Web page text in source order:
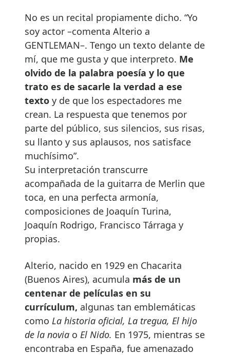
No es un recital propiamente dicho. “Yo
soy actor –comenta Alterio a
GENTLEMAN–. Tengo un texto delante de
mí, que me gusta y que interpreto. Me
olvido de la palabra poesía y lo que
trato es de sacarle la verdad a ese
texto y de que los espectadores me
crean. La respuesta que tenemos por
parte del público, sus silencios, sus risas,
su llanto y sus aplausos, nos satisface
muchísimo”.
Su interpretación transcurre
acompañada de la guitarra de Merlin que
toca, en una perfecta armonía,
composiciones de Joaquín Turina,
Joaquín Rodrigo, Francisco Tárraga y
propias.
Alterio, nacido en 1929 en Chacarita
(Buenos Aires), acumula más de un
centenar de películas en su
currículum, algunas tan emblemáticas
como La historia oficial, La tregua, El hijo
de la novia o El Nido. En 1975, mientras se
encontraba en España, fue amenazado